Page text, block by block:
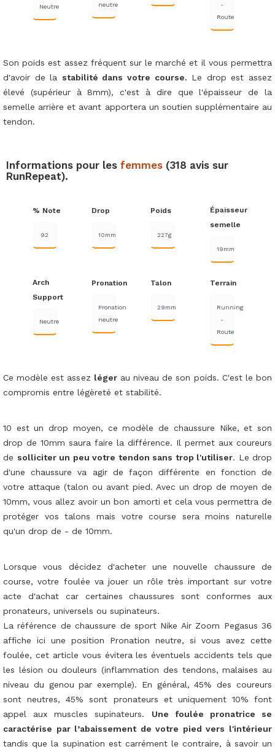
Neutre
neutre
-
Route
Son poids est assez fréquent sur le marché et il vous permettra
d'avoir de la stabilité dans votre course. Le drop est assez
élevé (supérieur à 8mm), c'est à dire que l'épaisseur de la
semelle arrière et avant apportera un soutien supplémentaire au
tendon.
Informations pour les femmes (318 avis sur
RunRepeat).
% Note
92
Drop
10mm
Poids
227g
Épaisseur
semelle
19mm
Arch
Support
Neutre
Pronation
Pronation
neutre
Talon
29mm
Terrain
Running
-
Route
Ce modèle est assez légerau niveau de son poids. C'est le bon
compromis entre légèreté et stabilité.
10 est un drop moyen, ce modèle de chaussure Nike, et son
drop de 10mm saura faire la différence. Il permet aux coureurs
de solliciter un peu votre tendon sans trop l'utiliser. Le drop
d'une chaussure va agir de façon différente en fonction de
votre attaque (talon ou avant pied. Avec un drop de moyen de
10mm, vous allez avoir un bon amorti et cela vous permettra de
protéger vos talons mais votre course sera moins naturelle
qu'un drop de - de 10mm.
Lorsque vous décidez d'acheter une nouvelle chaussure de
course, votre foulée va jouer un rôle très important sur votre
acte d'achat car certaines chaussures sont conformes aux
pronateurs, universels ou supinateurs.
La référence de chaussure de sport Nike Air Zoom Pegasus 36
affiche ici une position Pronation neutre, si vous avez cette
foulée, cet article vous évitera les éventuels accidents tels que
les lésion ou douleurs (inflammation des tendons, malaises au
niveau du genou par exemple). En général, 45% des coureurs
sont neutres, 45% sont pronateurs et uniquement 10% font
appel aux muscles supinateurs. Une foulée pronatrice se
caractérise par l’abaissement de votre pied vers l'intérieur
tandis que la supination est carrément le contraire, à savoir un